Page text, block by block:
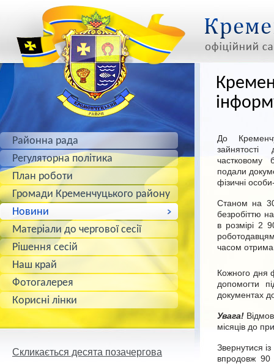
До
частковому
подали
фізичні
Станом на
безробіттю
в розмірі 2
часом
Кожного дня
допомогти
документах
Увага!
місяців до
Звернутися
впродовж 90
Районна рада
Регуляторна політика
План роботи
Громади Кременчуцького району
Новини
Матеріали до чергової сесії
Рішення сесій
Наш край
Фотогалерея
Корисні лінки
Скликається десята позачергова